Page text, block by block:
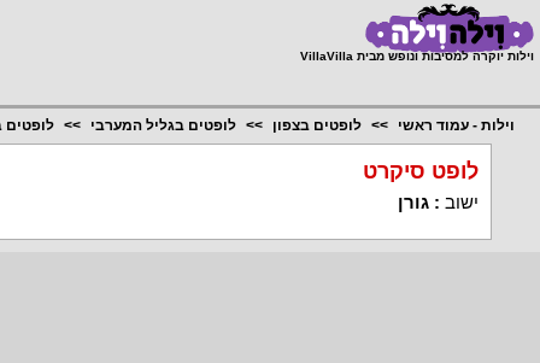
וילות יוקרה למסיבות ונופש מבית VillaVilla
וילות - עמוד ראשי לופטים בצפון לופטים בגליל המערבי לופטים
לופט סיקרט
ישוב :גורן